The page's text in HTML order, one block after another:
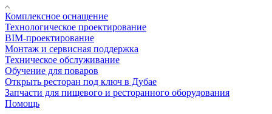
Комплексное оснащение
Технологическое проектирование
BIM-проектирование
Монтаж и сервисная поддержка
Техническое обслуживание
Обучение для поваров
Открыть ресторан под ключ в Дубае
Запчасти для пищевого и ресторанного оборудования
Помощь